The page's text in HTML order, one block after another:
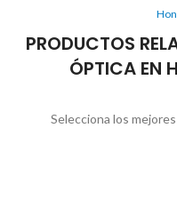
PRODUCTOS
ÓPTICA
Selecciona los